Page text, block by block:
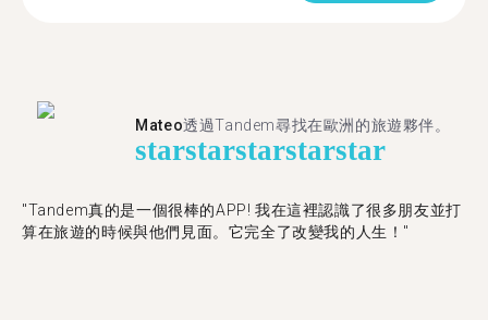
Mateo透過Tandem尋找在歐洲的旅遊夥伴。
starstarstarstarstar
"Tandem真的是一個很棒的APP! 我在這裡認識了很多朋友並打
算在旅遊的時候與他們見面。它完全了改變我的人生！"